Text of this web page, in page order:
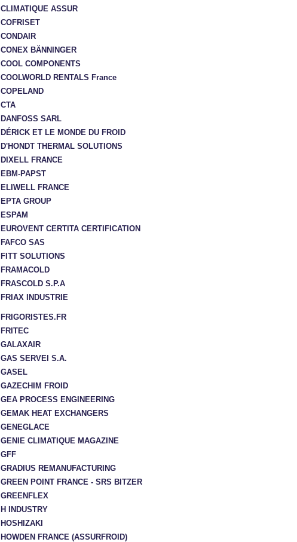
CLIMATIQUE ASSUR
COFRISET
CONDAIR
CONEX BÄNNINGER
COOL COMPONENTS
COOLWORLD RENTALS France
COPELAND
CTA
DANFOSS SARL
DÉRICK ET LE MONDE DU FROID
D'HONDT THERMAL SOLUTIONS
DIXELL FRANCE
EBM-PAPST
ELIWELL FRANCE
EPTA GROUP
ESPAM
EUROVENT CERTITA CERTIFICATION
FAFCO SAS
FITT SOLUTIONS
FRAMACOLD
FRASCOLD S.P.A
FRIAX INDUSTRIE
FRIGORISTES.FR
FRITEC
GALAXAIR
GAS SERVEI S.A.
GASEL
GAZECHIM FROID
GEA PROCESS ENGINEERING
GEMAK HEAT EXCHANGERS
GENEGLACE
GENIE CLIMATIQUE MAGAZINE
GFF
GRADIUS REMANUFACTURING
GREEN POINT FRANCE - SRS BITZER
GREENFLEX
H INDUSTRY
HOSHIZAKI
HOWDEN FRANCE (ASSURFROID)